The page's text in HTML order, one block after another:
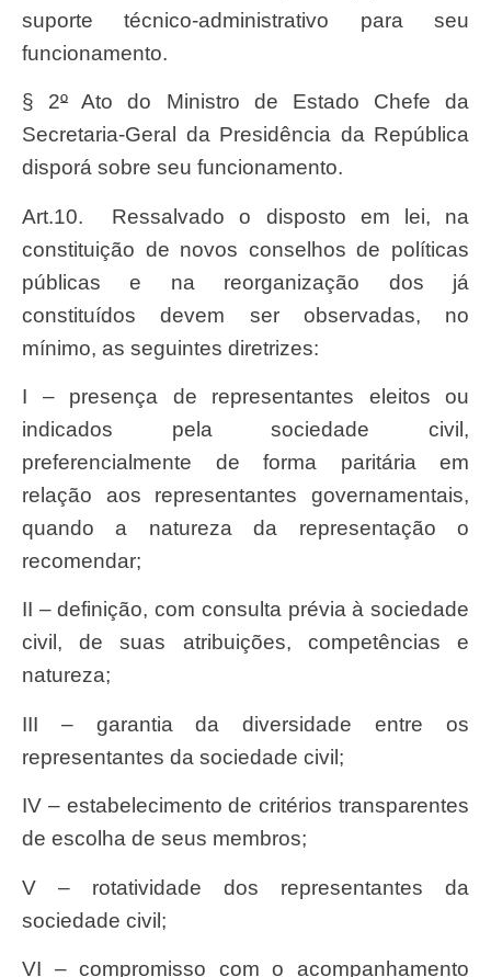
suporte técnico-administrativo para seu
funcionamento.
§ 2ºAto do Ministro de Estado Chefe da
Secretaria-Geral da Presidência da República
disporá sobre seu funcionamento.
Art.10. Ressalvado o disposto em lei, na
constituição de novos conselhos de políticas
públicas e na reorganização dos já
constituídos devem ser observadas, no
mínimo, as seguintes diretrizes:
I – presença de representantes eleitos ou
indicados pela sociedade civil,
preferencialmente de forma paritária em
relação aos representantes governamentais,
quando a natureza da representação o
recomendar;
II – definição, com consulta prévia à sociedade
civil, de suas atribuições, competências e
natureza;
III – garantia da diversidade entre os
representantes da sociedade civil;
IV – estabelecimento de critérios transparentes
de escolha de seus membros;
V – rotatividade dos representantes da
sociedade civil;
VI – compromisso com o acompanhamento